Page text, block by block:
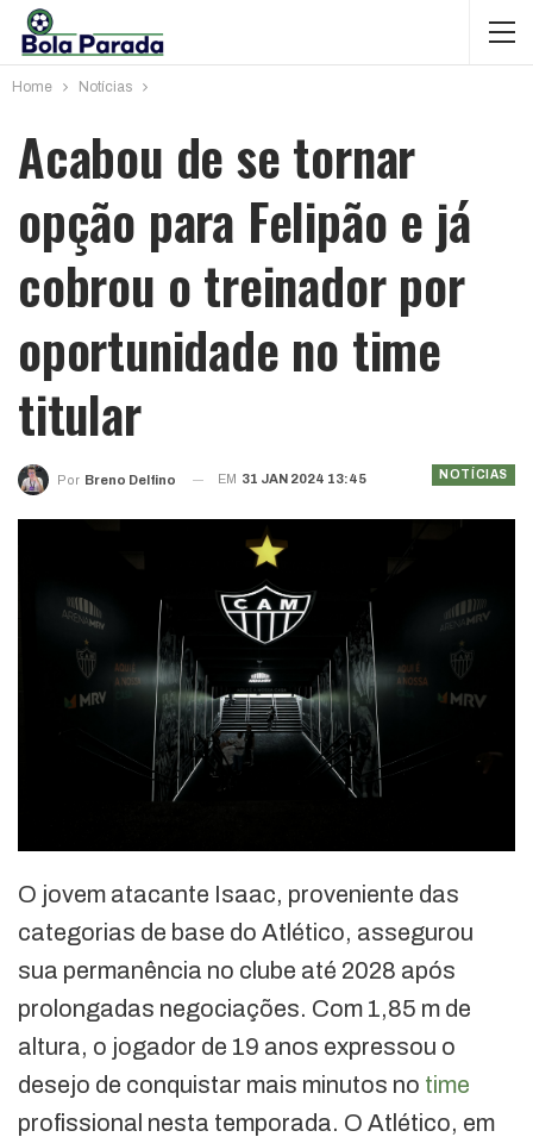
Home Notícias
Acabou de se tornar
opção para Felipão e já
cobrou o treinador por
oportunidade no time
titular
NOTÍCIAS
Por Breno Delfino EM 31 JAN 2024 13:45
O jovem atacante Isaac, proveniente das
categorias de base do Atlético, assegurou
sua permanência no clube até 2028 após
prolongadas negociações. Com 1,85 m de
altura, o jogador de 19 anos expressou o
desejo de conquistar mais minutos no time
profissional nesta temporada. O Atlético, em